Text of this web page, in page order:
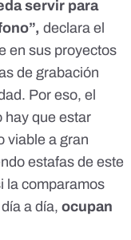
servir para
declara el
en sus proyectos
de grabación
Por eso, el
hay que estar
viable a gran
estafas de este
la comparamos
a día, ocupan